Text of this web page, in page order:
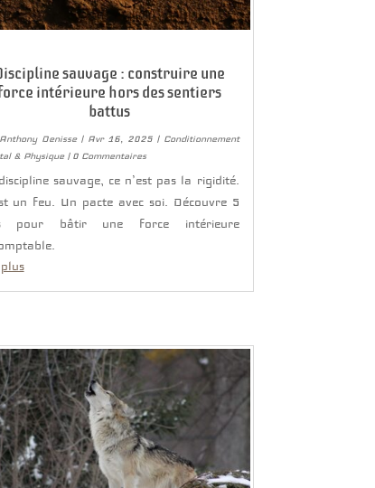
sauvage : construire une
intérieure hors des sentiers
battus
Anthony Denisse| Avr 16, 2025| Conditionnement
& Physique| 0 Commentaires
sauvage, ce n’est pas la rigidité.
un feu. Un pacte avec soi. Découvre 5
pour bâtir une force intérieure